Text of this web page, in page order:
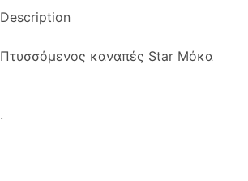
Description
Πτυσσόμενος καναπές Star Μόκα
.